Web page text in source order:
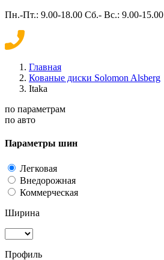
Пн.-Пт.: 9.00-18.00 Сб.- Вс.: 9.00-15.00
Главная
Кованые диски Solomon Alsberg
Itaka
по параметрам
по авто
Параметры шин
Легковая
Внедорожная
Коммерческая
Ширина
Профиль